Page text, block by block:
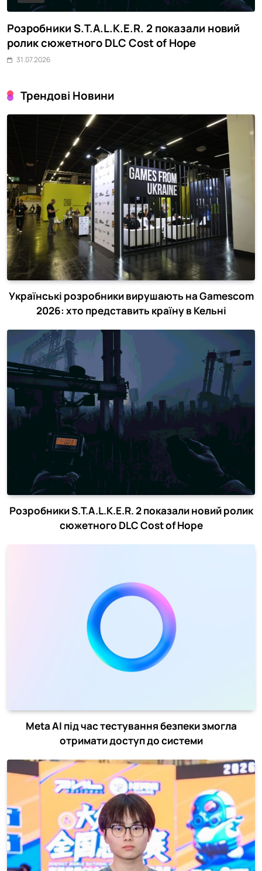
Розробники S.T.A.L.K.E.R. 2 показали новий
ролик сюжетного DLC Cost of Hope
31.07.2026
Трендові Новини
Українські розробники вирушають на Gamescom
2026: хто представить країну в Кельні
Розробники S.T.A.L.K.E.R. 2 показали новий ролик
сюжетного DLC Cost of Hope
Meta AI під час тестування безпеки змогла
отримати доступ до системи